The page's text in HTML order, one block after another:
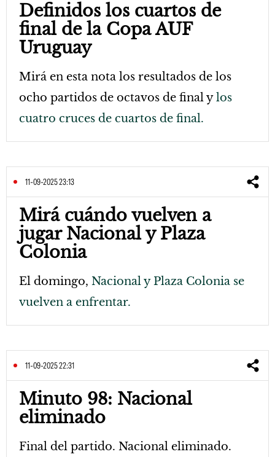
Definidos los cuartos de
final de la Copa AUF
Uruguay
Mirá en esta nota los resultados de los
ocho partidos de octavos de final ylos
cuatro cruces de cuartos de final.
11-09-2025 23:13
Mirá cuándo vuelven a
jugar Nacional y Plaza
Colonia
El domingo, Nacional y Plaza Colonia se
vuelven a enfrentar.
11-09-2025 22:31
Minuto 98: Nacional
eliminado
Final del partido. Nacional eliminado.